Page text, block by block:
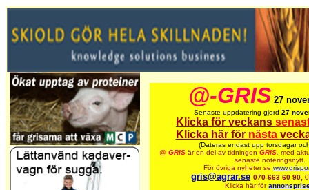
@-GRIS 27
Senaste uppdatering gjord 27
Klicka för veckans
Klicka här för nästa
(Dateras endast upp torsdagar
@-GRIS är en del av tidningen GRIS, med
senaste noteringsnytt.
För övriga nyheter se
gris@agrar.se 070-663 60 90,
Klicka här för